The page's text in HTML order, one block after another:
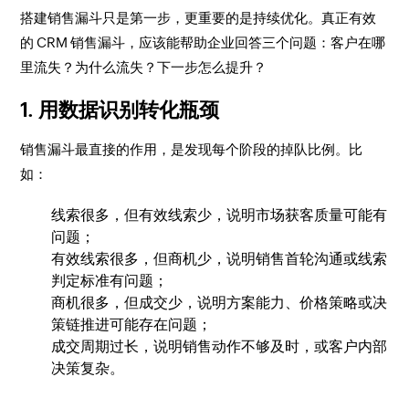
搭建销售漏斗只是第一步，更重要的是持续优化。真正有效
的 CRM 销售漏斗，应该能帮助企业回答三个问题：客户在哪
里流失？为什么流失？下一步怎么提升？
1. 用数据识别转化瓶颈
销售漏斗最直接的作用，是发现每个阶段的掉队比例。比
如：
线索很多，但有效线索少，说明市场获客质量可能有
问题；
有效线索很多，但商机少，说明销售首轮沟通或线索
判定标准有问题；
商机很多，但成交少，说明方案能力、价格策略或决
策链推进可能存在问题；
成交周期过长，说明销售动作不够及时，或客户内部
决策复杂。